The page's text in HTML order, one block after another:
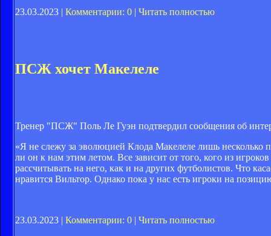
23.03.2023 | Комментарии: 0 | Читать полностью
ПСЖ хочет Макелеле
Тренер "ПСЖ" Поль Ле Гуэн подтвердил сообщения об
«Я не слежу за эволюцией Клода Макелеле лишь несколько
ли он к нам этим летом. Все зависит от того, кого из
рассчитывать на него, как и на других футболистов. Что
нравится Вильтор. Однако пока у нас есть игроки на
23.03.2023 | Комментарии: 0 | Читать полностью